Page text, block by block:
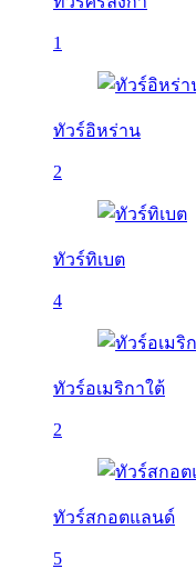
1
ทัวร์อิหร่าน
2
ทัวร์ทิเบต
4
ทัวร์อเมริกาใต้
2
ทัวร์สกอตแลนด์
5